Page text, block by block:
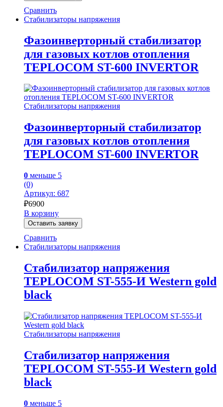
Сравнить
Стабилизаторы напряжения
Фазоинверторный стабилизатор
для газовых котлов отопления
TEPLOCOM ST-600 INVERTOR
Стабилизаторы напряжения
Фазоинверторный стабилизатор
для газовых котлов отопления
TEPLOCOM ST-600 INVERTOR
0 меньше 5
(0)
Артикул: 687
₽6900
В корзину
Оставить заявку
Сравнить
Стабилизаторы напряжения
Стабилизатор напряжения
TEPLOCOM ST-555-И Western gold
black
Стабилизаторы напряжения
Стабилизатор напряжения
TEPLOCOM ST-555-И Western gold
black
0 меньше 5